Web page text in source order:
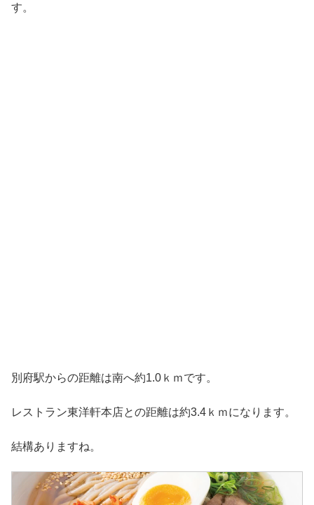
す。
別府駅からの距離は南へ約1.0ｋｍです。
レストラン東洋軒本店との距離は約3.4ｋｍになります。
結構ありますね。